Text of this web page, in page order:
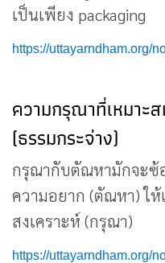
เป็นเพียง packaging
https://uttayarndham.org/
ความกรุณาที่เหมาะ
(ธรรมกระจ่าง)
กรุณากับตัณหามักจะซ้
ความอยาก (ตัณหา) ใ
สงเคราะห์ (กรุณา)
https://uttayarndham.org/